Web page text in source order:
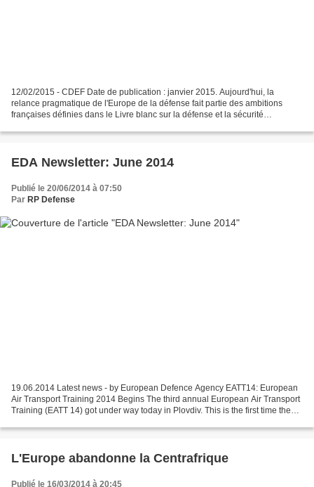
12/02/2015 - CDEF Date de publication : janvier 2015. Aujourd'hui, la
relance pragmatique de l'Europe de la défense fait partie des ambitions
françaises définies dans le Livre blanc sur la défense et la sécurité
EDA Newsletter: June 2014
Publié le 20/06/2014 à 07:50
Par RP Defense
19.06.2014 Latest news - by European Defence Agency EATT14: European
Air Transport Training 2014 Begins The third annual European Air Transport
Training (EATT 14) got under way today in Plovdiv. This is the first time the
L'Europe abandonne la Centrafrique
Publié le 16/03/2014 à 20:45